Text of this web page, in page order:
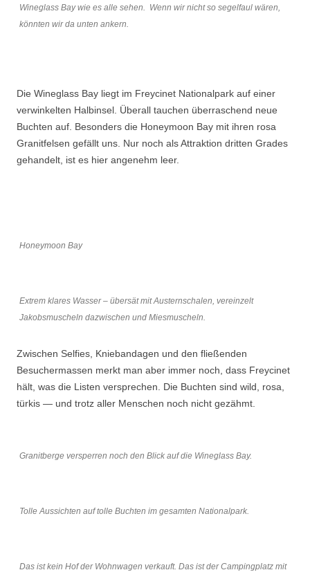
Wineglass Bay wie es alle sehen. Wenn wir nicht so segelfaul wären,
könnten wir da unten ankern.
Die Wineglass Bay liegt im Freycinet Nationalpark auf einer
verwinkelten Halbinsel. Überall tauchen überraschend neue
Buchten auf. Besonders die Honeymoon Bay mit ihren rosa
Granitfelsen gefällt uns. Nur noch als Attraktion dritten Grades
gehandelt, ist es hier angenehm leer.
Honeymoon Bay
Extrem klares Wasser – übersät mit Austernschalen, vereinzelt
Jakobsmuscheln dazwischen und Miesmuscheln.
Zwischen Selfies, Kniebandagen und den fließenden
Besuchermassen merkt man aber immer noch, dass Freycinet
hält, was die Listen versprechen. Die Buchten sind wild, rosa,
türkis — und trotz aller Menschen noch nicht gezähmt.
Granitberge versperren noch den Blick auf die Wineglass Bay.
Tolle Aussichten auf tolle Buchten im gesamten Nationalpark.
Das ist kein Hof der Wohnwagen verkauft. Das ist der Campingplatz mit